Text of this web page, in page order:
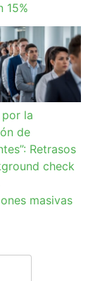
15%
la
de
Retrasos
check
masivas